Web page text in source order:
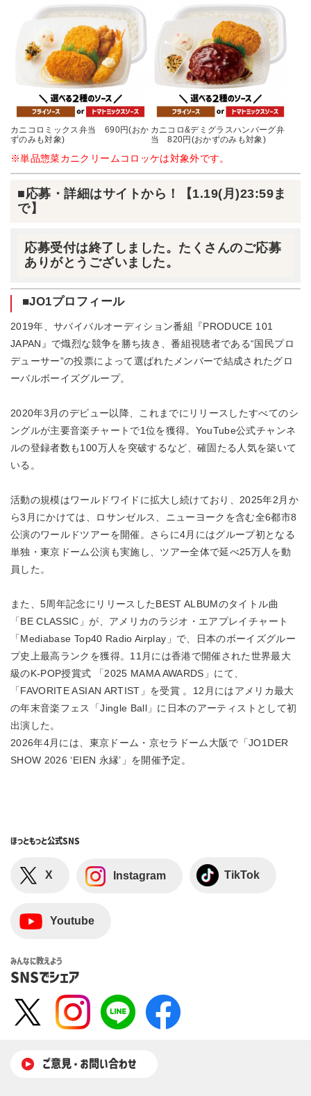
カニコロミックス弁当 690円(おか
ずのみも対象)
カニコロ&デミグラスハンバーグ弁
当 820円(おかずのみも対象)
※単品惣菜カニクリームコロッケは対象外です。
■応募・詳細はサイトから！【1.19(月)23:59ま
で】
応募受付は終了しました。たくさんのご応募
ありがとうございました。
■JO1プロフィール
2019年、サバイバルオーディション番組『PRODUCE 101
JAPAN』で熾烈な競争を勝ち抜き、番組視聴者である“国民プロ
デューサー”の投票によって選ばれたメンバーで結成されたグロ
ーバルボーイズグループ。
2020年3月のデビュー以降、これまでにリリースしたすべてのシ
ングルが主要音楽チャートで1位を獲得。YouTube公式チャンネ
ルの登録者数も100万人を突破するなど、確固たる人気を築いて
いる。
活動の規模はワールドワイドに拡大し続けており、2025年2月か
ら3月にかけては、ロサンゼルス、ニューヨークを含む全6都市8
公演のワールドツアーを開催。さらに4月にはグループ初となる
単独・東京ドーム公演も実施し、ツアー全体で延べ25万人を動
員した。
また、5周年記念にリリースしたBEST ALBUMのタイトル曲
「BE CLASSIC」が、アメリカのラジオ・エアプレイチャート
「Mediabase Top40 Radio Airplay」で、日本のボーイズグルー
プ史上最高ランクを獲得。11月には香港で開催された世界最大
級のK-POP授賞式 「2025 MAMA AWARDS」にて、
「FAVORITE ASIAN ARTIST」を受賞 。12月にはアメリカ最大
の年末音楽フェス「Jingle Ball」に日本のアーティストとして初
出演した。
2026年4月には、東京ドーム・京セラドーム大阪で「JO1DER
SHOW 2026 ‘EIEN 永縁’」を開催予定。
ほっともっと公式SNS
X Instagram TikTok
Youtube
みんなに教えよう
SNSでシェア
ご意⾒・お問い合わせ